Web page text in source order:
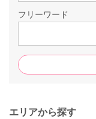
フリーワード
エリアから探す